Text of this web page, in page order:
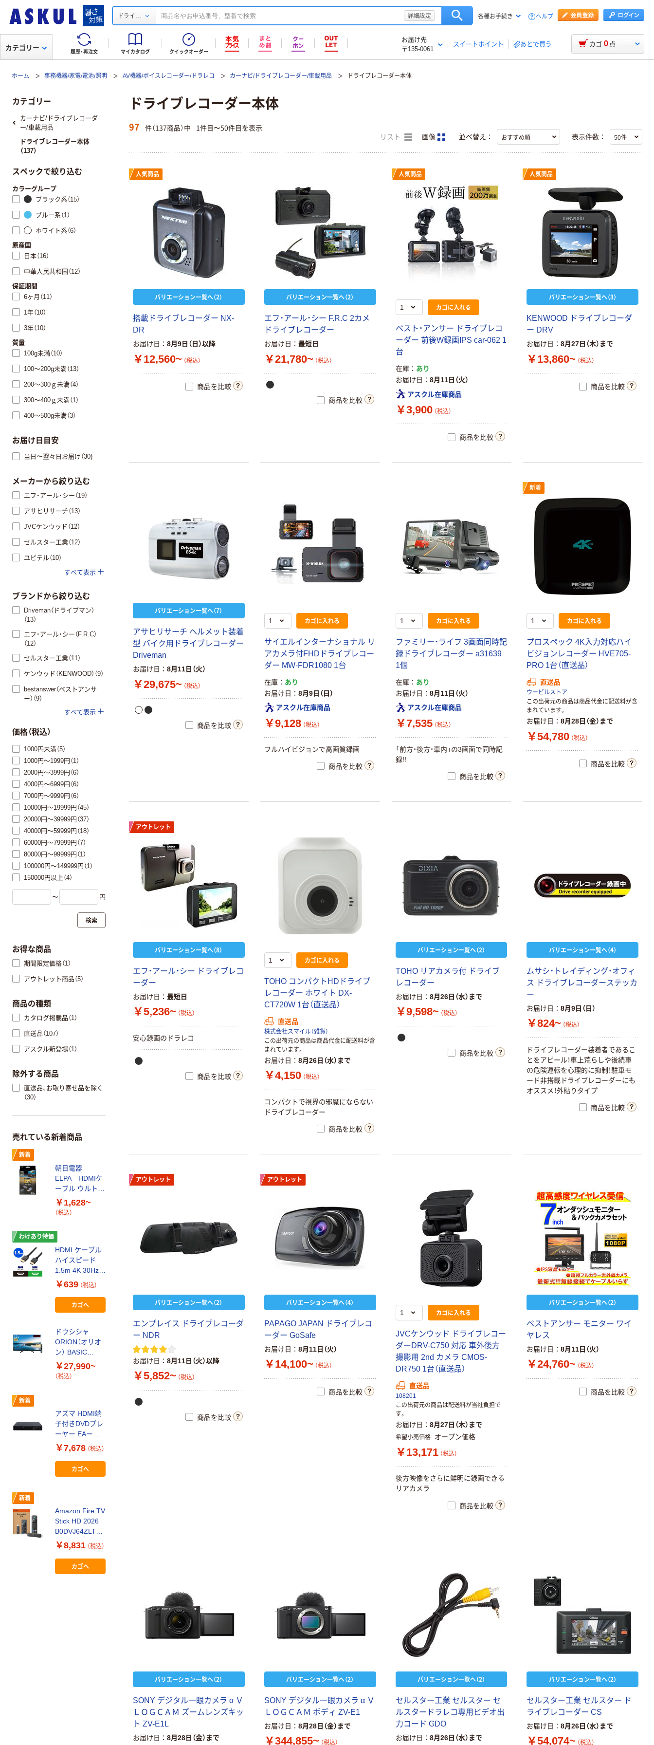
ドライ ... 詳細設定 各種お手続き ヘルプ
履歴・再注文 マイカタログ クイックオーダー
お届け先
〒135-0061
スイートポイント あとで買う
カテゴリー カゴ 0 点
ホーム 事務機器/家電/電池/照明 AV機器/ボイスレコーダー/ドラレコ カーナビ/ドライブレコーダー/車載用品 ドライブレコーダー本体
ドライブレコーダー本体
97 件（137商品）中 1件目〜50件目を表示
リスト 画像 並べ替え： 表示件数：
人気商品
バリエーション一覧へ（2）
搭載ドライブレコーダー NX-
DR
お届け日 8月9日（日）以降
￥12,560~ （税込）
商品を比較
バリエーション一覧へ（2）
エフ・アール・シー F.R.C 2カメ
ドライブレコーダー
お届け日 最短日
￥21,780~ （税込）
商品を比較
人気商品
カゴに入れる
ベスト・アンサー ドライブレコ
ーダー 前後W録画IPS car-062 1
台
在庫
あり
お届け日
8月11日（火）
アスクル在庫商品
￥3,900 （税込）
商品を比較
人気商品
バリエーション一覧へ（3）
KENWOOD ドライブレコーダ
ー DRV
お届け日 8月27日（木）まで
￥13,860~ （税込）
商品を比較
バリエーション一覧へ（7）
アサヒリサーチ ヘルメット装着
型 バイク用ドライブレコーダー
Driveman
お届け日 8月11日（火）
￥29,675~ （税込）
商品を比較
カゴに入れる
サイエルインターナショナル リ
アカメラ付FHDドライブレコー
ダー MW-FDR1080 1台
在庫
あり
お届け日
8月9日（日）
アスクル在庫商品
￥9,128 （税込）
フルハイビジョンで高画質録画
商品を比較
カゴに入れる
ファミリー・ライフ 3画面同時記
録ドライブレコーダー a31639
1個
在庫
あり
お届け日
8月11日（火）
アスクル在庫商品
￥7,535 （税込）
「前方・後方・車内」の3画面で同時記
録!!
商品を比較
新着
カゴに入れる
プロスペック 4K入力対応ハイ
ビジョンレコーダー HVE705-
PRO 1台（直送品）
直送品
ウービルストア
この出荷元の商品は商品代金に配送料が含
まれています。
お届け日 8月28日（金）まで
￥54,780 （税込）
商品を比較
アウトレット
バリエーション一覧へ（8）
エフ・アール・シー ドライブレコ
ーダー
お届け日 最短日
￥5,236~ （税込）
安心録画のドラレコ
商品を比較
カゴに入れる
TOHO コンパクトHDドライブ
レコーダー ホワイト DX-
CT720W 1台（直送品）
直送品
株式会社スマイル（雑貨）
この出荷元の商品は商品代金に配送料が含
まれています。
お届け日 8月26日（水）まで
￥4,150 （税込）
コンパクトで視界の邪魔にならない
ドライブレコーダー
商品を比較
バリエーション一覧へ（2）
TOHO リアカメラ付 ドライブ
レコーダー
お届け日 8月26日（水）まで
￥9,598~ （税込）
商品を比較
バリエーション一覧へ（4）
ムサシ・トレイディング・オフィ
ス ドライブレコーダーステッカ
ー
お届け日 8月9日（日）
￥824~ （税込）
ドライブレコーダー装着者であるこ
とをアピール！車上荒らしや後続車
の危険運転を心理的に抑制！駐車モ
ード非搭載ドライブレコーダーにも
オススメ！外貼りタイプ
商品を比較
アウトレット
バリエーション一覧へ（2）
エンプレイス ドライブレコーダ
ー NDR
お届け日 8月11日（火）以降
￥5,852~ （税込）
商品を比較
アウトレット
バリエーション一覧へ（4）
PAPAGO JAPAN ドライブレコ
ーダー GoSafe
お届け日 8月11日（火）
￥14,100~ （税込）
商品を比較
カゴに入れる
JVCケンウッド ドライブレコー
ダーDRV-C750 対応 車外後方
撮影用 2nd カメラ CMOS-
DR750 1台（直送品）
直送品
108201
この出荷元の商品は配送料が当社負担で
す。
お届け日 8月27日（木）まで
希望小売価格 オープン価格
￥13,171 （税込）
後方映像をさらに鮮明に録画できる
リアカメラ
商品を比較
バリエーション一覧へ（2）
ベストアンサー モニター ワイ
ヤレス
お届け日 8月11日（火）
￥24,760~ （税込）
商品を比較
バリエーション一覧へ（2）
SONY デジタル一眼カメラ α Ｖ
ＬＯＧＣＡＭ ズームレンズキッ
ト ZV-E1L
お届け日 8月28日（金）まで
バリエーション一覧へ（2）
SONY デジタル一眼カメラ α Ｖ
ＬＯＧＣＡＭ ボディ ZV-E1
お届け日 8月28日（金）まで
￥344,855~ （税込）
バリエーション一覧へ（2）
セルスター工業 セルスター セ
ルスタードラレコ専用ビデオ出
力コード GDO
お届け日 8月26日（水）まで
バリエーション一覧へ（2）
セルスター工業 セルスター ド
ライブレコーダー CS
お届け日 8月26日（水）まで
￥54,074~ （税込）
カテゴリー
カーナビ/ドライブレコーダ
ー/車載用品
ドライブレコーダー本体
（137）
スペックで絞り込む
カラーグループ
ブラック系（15）
ブルー系（1）
ホワイト系（6）
原産国
日本（16）
中華人民共和国（12）
保証期間
6ヶ月（11）
1年（10）
3年（10）
質量
100g未満（10）
100～200g未満（13）
200～300ｇ未満（4）
300～400ｇ未満（1）
400～500g未満（3）
お届け日目安
当日〜翌々日お届け（30)
メーカーから絞り込む
エフ・アール・シー（19）
アサヒリサーチ（13）
JVCケンウッド（12）
セルスター工業（12）
ユピテル（10）
すべて表示
ブランドから絞り込む
Driveman（ドライブマン）
（13）
エフ・アール・シー（F.R.C）
（12）
セルスター工業（11）
ケンウッド（KENWOOD）（9）
bestanswer（ベストアンサ
ー）（9）
すべて表示
価格（税込）
1000円未満（5）
1000円～1999円（1）
2000円～3999円（6）
4000円～6999円（6）
7000円～9999円（6）
10000円～19999円（45）
20000円～39999円（37）
40000円～59999円（18）
60000円～79999円（7）
80000円～99999円（1）
100000円～149999円（1）
150000円以上（4）
〜 円
検索
お得な商品
期間限定価格（1）
アウトレット商品（5）
商品の種類
カタログ掲載品（1）
直送品（107）
アスクル新登場（1）
除外する商品
直送品、お取り寄せ品を除く
（30）
売れている新着商品
新着
朝日電器
ELPA HDMIケ
ーブル ウルトラ
ハイスピード
￥1,628~
（税込）
わけあり特価
HDMI ケーブル
ハイスピード
1.5m 4K 30Hz
ARC ブラック
HD14E15BK エ
レコム 1個（わけ
￥639 （税込）
カゴへ
ドウシシャ
ORION（オリオ
ン） BASIC
ROOM シリーズ
￥27,990~
（税込）
新着
アズマ HDMI端
子付きDVDプレ
ーヤー EAー
DVH20E
￥7,678 （税込）
カゴへ
新着
Amazon Fire TV
Stick HD 2026
B0DVJ64ZLT（
直送品）
￥8,831 （税込）
カゴへ